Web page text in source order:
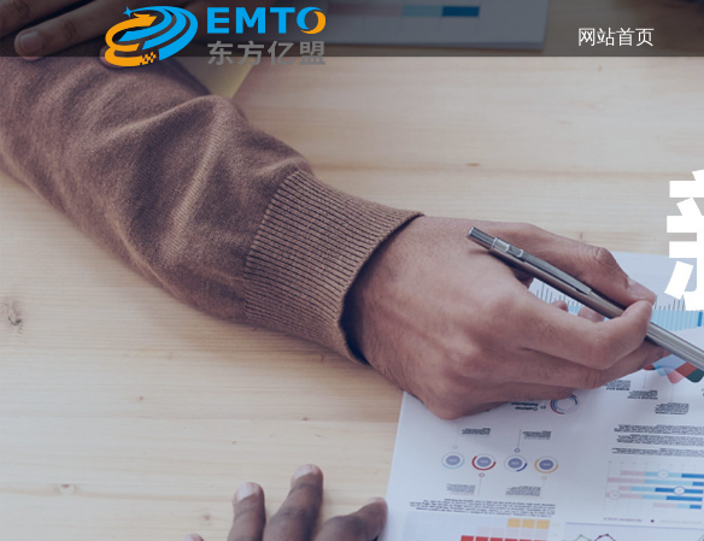
网站首页